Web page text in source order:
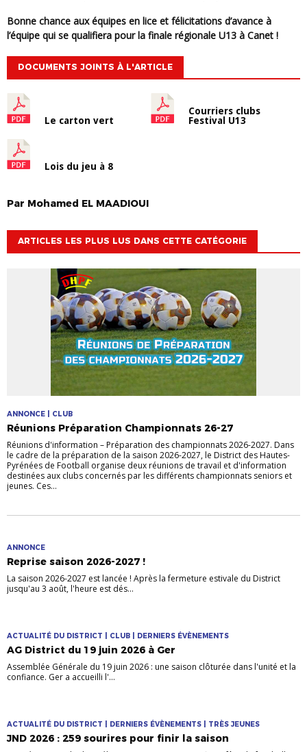
Bonne chance aux équipes en lice et félicitations d’avance à
l’équipe qui se qualifiera pour la finale régionale U13 à Canet !
DOCUMENTS JOINTS À L'ARTICLE
Le carton vert
Courriers clubs
Festival U13
Lois du jeu à 8
Par Mohamed EL MAADIOUI
ARTICLES LES PLUS LUS DANS CETTE CATÉGORIE
ANNONCE | CLUB
Réunions Préparation Championnats 26-27
Réunions d'information – Préparation des championnats 2026-2027. Dans
le cadre de la préparation de la saison 2026-2027, le District des Hautes-
Pyrénées de Football organise deux réunions de travail et d'information
destinées aux clubs concernés par les différents championnats seniors et
jeunes. Ces...
ANNONCE
Reprise saison 2026-2027 !
La saison 2026-2027 est lancée ! Après la fermeture estivale du District
jusqu'au 3 août, l'heure est dés...
ACTUALITÉ DU DISTRICT | CLUB | DERNIERS ÉVÈNEMENTS
AG District du 19 juin 2026 à Ger
Assemblée Générale du 19 juin 2026 : une saison clôturée dans l'unité et la
confiance. Ger a accueilli l'...
ACTUALITÉ DU DISTRICT | DERNIERS ÉVÈNEMENTS | TRÈS JEUNES
JND 2026 : 259 sourires pour finir la saison